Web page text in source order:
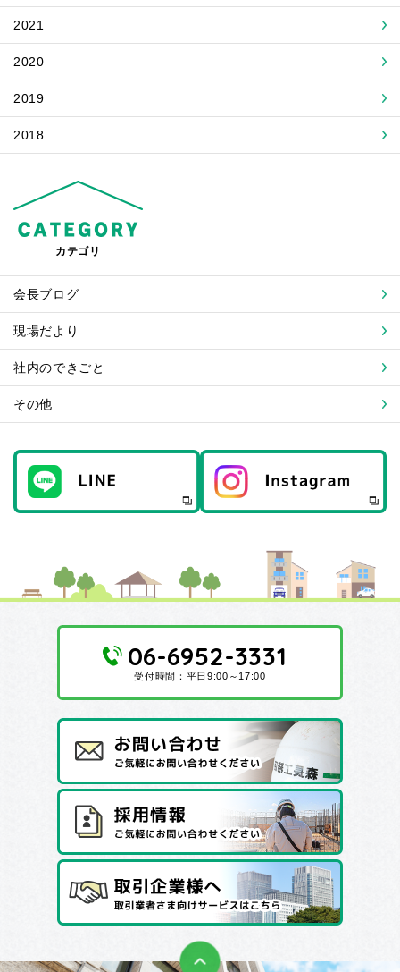
2021
2020
2019
2018
カテゴリ
会長ブログ
現場だより
社内のできごと
その他
06-6952-3331
受付時間：平日9:00～17:00